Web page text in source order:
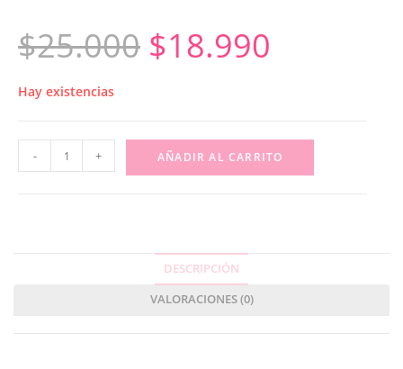
$25.000 $18.990
Hay existencias
- + AÑADIR AL CARRITO
DESCRIPCIÓN
VALORACIONES (0)